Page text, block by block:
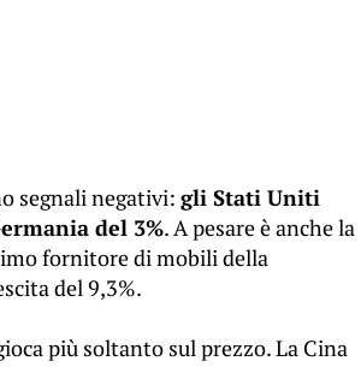
segnali negativi: gli Stati Uniti
del 3%. A pesare è anche la
fornitore di mobili della
del 9,3%.
più soltanto sul prezzo. La Cina